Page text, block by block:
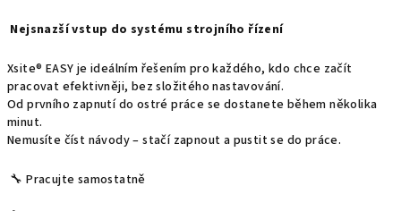
Nejsnazší vstup do systému strojního řízení
Xsite® EASY je ideálním řešením pro každého, kdo chce začít
pracovat efektivněji, bez složitého nastavování.
Od prvního zapnutí do ostré práce se dostanete během několika
minut.
Nemusíte číst návody – stačí zapnout a pustit se do práce.
🔧 Pracujte samostatně